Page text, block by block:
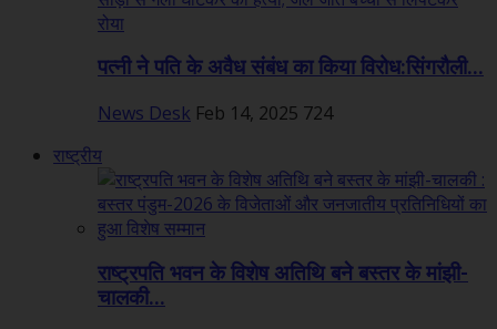
पत्नी ने पति के अवैध संबंध का किया विरोध:सिंगरौली...
News Desk Feb 14, 2025 724
राष्ट्रीय
राष्ट्रपति भवन के विशेष अतिथि बने बस्तर के मांझी-
चालकी...